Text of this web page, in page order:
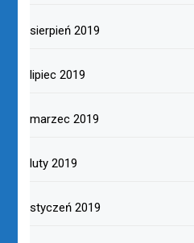
sierpień 2019
lipiec 2019
marzec 2019
luty 2019
styczeń 2019